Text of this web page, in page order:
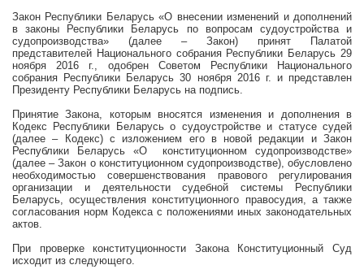
Закон Республики Беларусь «О внесении изменений и дополнений
в законы Республики Беларусь по вопросам судоустройства и
судопроизводства» (далее – Закон) принят Палатой
представителей Национального собрания Республики Беларусь 29
ноября2016 г., одобрен Советом Республики Национального
собрания Республики Беларусь 30 ноября 2016 г. и представлен
Президенту Республики Беларусь на подпись.
Принятие Закона, которым вносятся изменения и дополнения в
Кодекс Республики Беларусь о судоустройстве и статусе судей
(далее – Кодекс) с изложением его в новой редакции и Закон
Республики Беларусь «О конституционном судопроизводстве»
(далее – Закон о конституционном судопроизводстве), обусловлено
необходимостью совершенствования правового регулирования
организации и деятельности судебной системы Республики
Беларусь, осуществления конституционного правосудия, а также
согласования норм Кодекса с положениями иных законодательных
актов.
При проверке конституционности Закона Конституционный Суд
исходит из следующего.